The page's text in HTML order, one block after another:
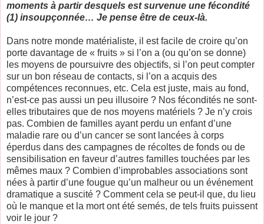
moments à partir desquels est survenue une fécondité
(1) insoupçonnée… Je pense être de ceux-là.
Dans notre monde matérialiste, il est facile de croire qu’on
porte davantage de « fruits » si l’on a (ou qu’on se donne)
les moyens de poursuivre des objectifs, si l’on peut compter
sur un bon réseau de contacts, si l’on a acquis des
compétences reconnues, etc. Cela est juste, mais au fond,
n’est-ce pas aussi un peu illusoire ? Nos fécondités ne sont-
elles tributaires que de nos moyens matériels ? Je n’y crois
pas. Combien de familles ayant perdu un enfant d’une
maladie rare ou d’un cancer se sont lancées à corps
éperdus dans des campagnes de récoltes de fonds ou de
sensibilisation en faveur d’autres familles touchées par les
mêmes maux ? Combien d’improbables associations sont
nées à partir d’une fougue qu’un malheur ou un événement
dramatique a suscité ? Comment cela se peut-il que, du lieu
où le manque et la mort ont été semés, de tels fruits puissent
voir le jour ?